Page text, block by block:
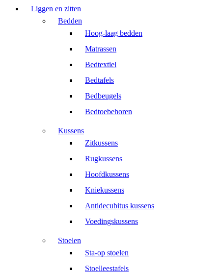
Liggen en zitten
Bedden
Hoog-laag bedden
Matrassen
Bedtextiel
Bedtafels
Bedbeugels
Bedtoebehoren
Kussens
Zitkussens
Rugkussens
Hoofdkussens
Kniekussens
Antidecubitus kussens
Voedingskussens
Stoelen
Sta-op stoelen
Stoelleestafels